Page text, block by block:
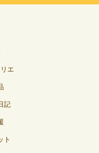
エ
記
ト